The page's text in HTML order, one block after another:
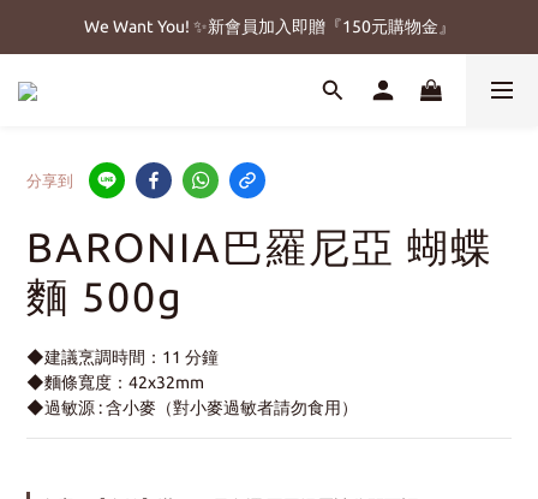
We Want You! ✨新會員加入即贈『150元購物金』
分享到
BARONIA巴羅尼亞 蝴蝶
麵 500g
◆建議烹調時間：11 分鐘
◆麵條寬度：42x32mm
◆過敏源 : 含小麥（對小麥過敏者請勿食用）